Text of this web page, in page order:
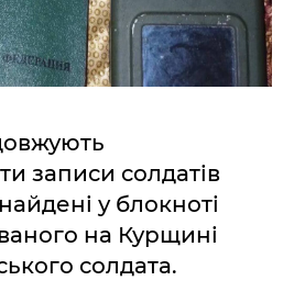
записи солдатів
у блокноті
на Курщині
солдата.